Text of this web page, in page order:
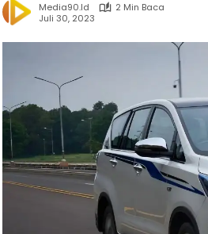
Media90.id
2 Min Baca
Juli 30, 2023